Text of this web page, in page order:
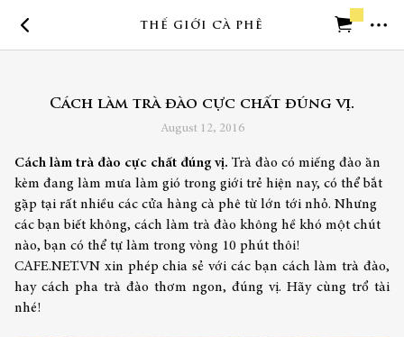
THẾ GIỚI CÀ PHÊ
Cần trợ giúp
Cách làm trà đào cực chất đúng vị.
August 12, 2016
Cách làm trà đào cực chất đúng vị. Trà đào có miếng đào ăn
kèm đang làm mưa làm gió trong giới trẻ hiện nay, có thể bắt
gặp tại rất nhiều các cửa hàng cà phê từ lớn tới nhỏ. Nhưng
các bạn biết không, cách làm trà đào không hề khó một chút
nào, bạn có thể tự làm trong vòng 10 phút thôi!
CAFE.NET.VN xin phép chia sẻ với các bạn cách làm trà đào,
hay cách pha trà đào thơm ngon, đúng vị. Hãy cùng trổ tài
nhé!